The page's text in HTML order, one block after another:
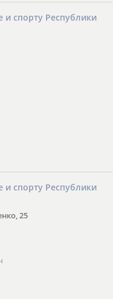
и спорту Республики
и спорту Республики
25